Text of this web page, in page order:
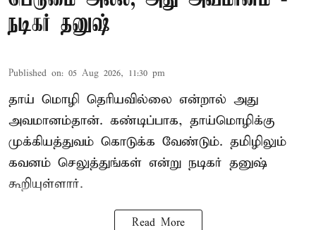
நடிகர் தனுஷ்
Published on: 05 Aug 2026, 11:30 pm
தாய் மொழி தெரியவில்லை என்றால் அது
அவமானம்தான். கண்டிப்பாக, தாய்மொழிக்கு
முக்கியத்துவம் கொடுக்க வேண்டும். தமிழிலும்
கவனம் செலுத்துங்கள் என்று நடிகர் தனுஷ்
கூறியுள்ளார்.
Read More